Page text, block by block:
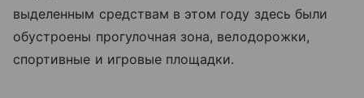
выделенным средствам в этом году здесь были
обустроены прогулочная зона, велодорожки,
спортивные и игровые площадки.